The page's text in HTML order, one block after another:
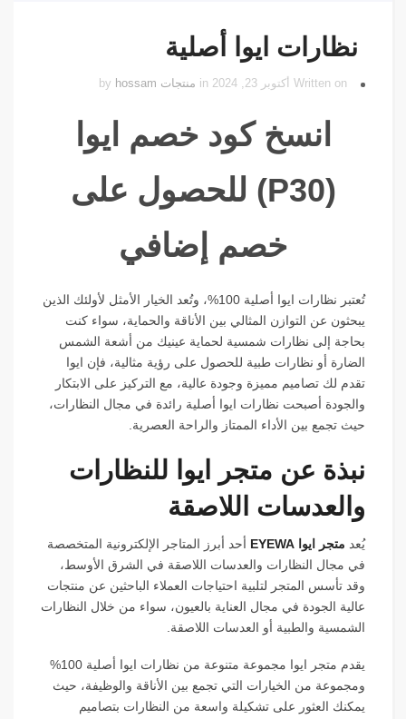
نظارات ايوا أصلية
Written on أكتوبر 23, 2024 in منتجات hossam
انسخ كود خصم ايوا
(P30) للحصول على
خصم إضافي
تُعتبر نظارات ايوا أصلية 100%، وتُعد الخيار الأمثل لأولئك الذين
يبحثون عن التوازن المثالي بين الأناقة والحماية، سواء كنت
بحاجة إلى نظارات شمسية لحماية عينيك من أشعة الشمس
الضارة أو نظارات طبية للحصول على رؤية مثالية، فإن ايوا
تقدم لك تصاميم مميزة وجودة عالية، مع التركيز على الابتكار
والجودة أصبحت نظارات ايوا أصلية رائدة في مجال النظارات،
حيث تجمع بين الأداء الممتاز والراحة العصرية.
نبذة عن متجر ايوا للنظارات
والعدسات اللاصقة
يُعد متجر ايوا EYEWA
أحد أبرز المتاجر الإلكترونية المتخصصة
في مجال النظارات والعدسات اللاصقة في الشرق الأوسط،
وقد تأسس المتجر لتلبية احتياجات العملاء الباحثين عن منتجات
عالية الجودة في مجال العناية بالعيون، سواء من خلال النظارات
الشمسية والطبية أو العدسات اللاصقة.
يقدم متجر ايوا مجموعة متنوعة من نظارات ايوا أصلية 100%
ومجموعة من الخيارات التي تجمع بين الأناقة والوظيفة، حيث
يمكنك العثور على تشكيلة واسعة من النظارات بتصاميم